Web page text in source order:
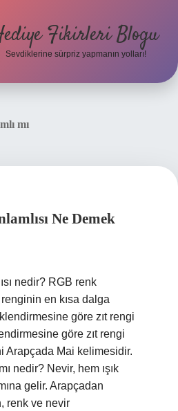
Fikirleri Blogu
Sevdiklerine sürpriz yapmanın yolları!
mı
Ne Demek
nedir? RGB renk
en kısa dalga
göre zıt rengi
göre zıt rengi
Arapçada Mai kelimesidir.
nedir? Nevir, hem ışık
gelir. Arapçadan
renk ve nevir